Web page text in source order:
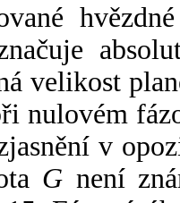
velikost
nulovém
v
G není